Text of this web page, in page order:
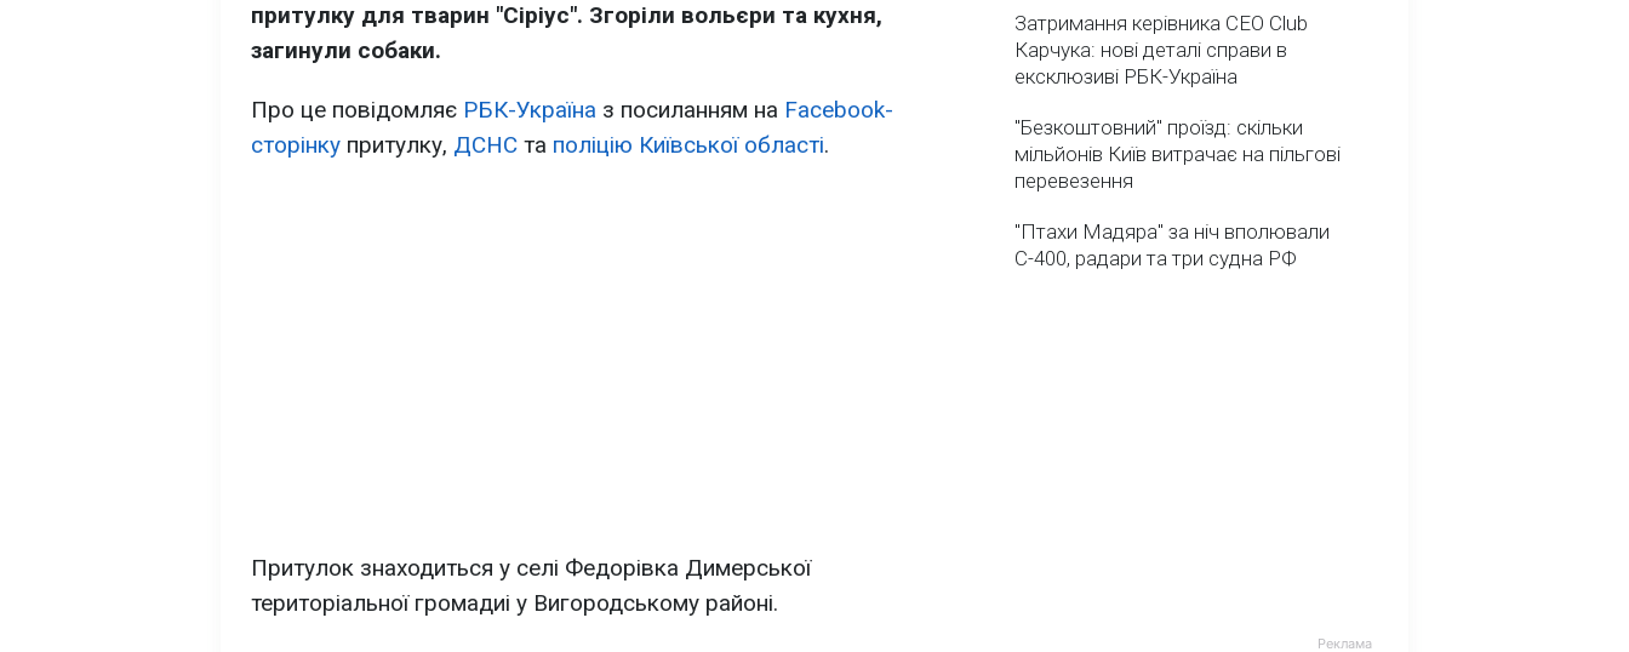
притулку для тварин "Сіріус". Згоріли вольєри та кухня,
загинули собаки.
Про це повідомляє РБК-Україна з посиланням на Facebook-
сторінку притулку, ДСНС та поліцію Київської області.
Притулок знаходиться у селі Федорівка Димерської
територіальної громадиі у Вигородському районі.
Затримання керівника CEO Club
Карчука: нові деталі справи в
ексклюзиві РБК-Україна
"Безкоштовний" проїзд: скільки
мільйонів Київ витрачає на пільгові
перевезення
"Птахи Мадяра" за ніч вполювали
С-400, радари та три судна РФ